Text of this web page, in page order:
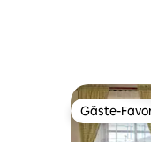
Gäste-
Gäste-